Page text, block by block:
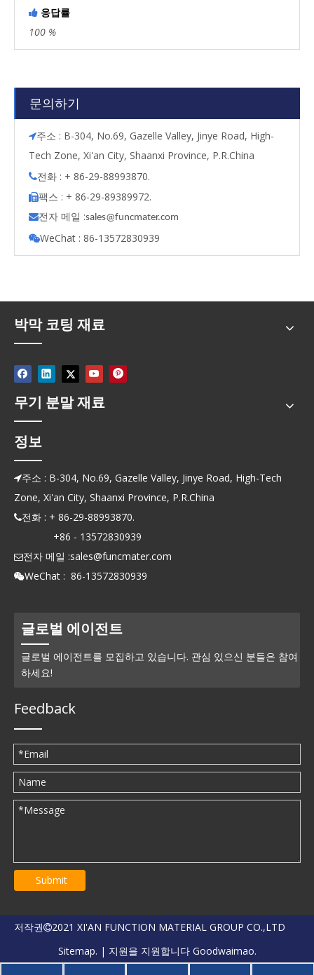
 응답률
100 %
문의하기
주소 : B-304, No.69, Gazelle Valley, Jinye Road, High-
Tech Zone, Xi'an City, Shaanxi Province, P.R.China
전화 : + 86-29-88993870.
팩스 : + 86-29-89389972.
전자 메일 :sales@funcmater.com
WeChat : 86-13572830939
박막 코팅 재료
무기 분말 재료
정보
주소 : B-304, No.69, Gazelle Valley, Jinye Road, High-Tech
Zone, Xi'an City, Shaanxi Province, P.R.China
전화 : + 86-29-88993870.
+86 - 13572830939
전자 메일 :sales@funcmater.com
WeChat : 86-13572830939
글로벌 에이전트
글로벌 에이전트를 모집하고 있습니다. 관심 있으신 분들은 참여
하세요!
Feedback
Submit
저작권2021 XI'AN FUNCTION MATERIAL GROUP CO.,LTD
Sitemap. | 지원을 지원합니다 Goodwaimao.